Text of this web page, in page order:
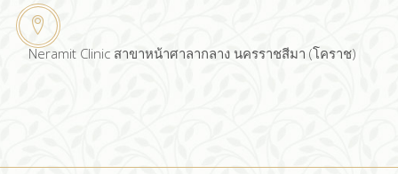
Neramit Clinic สาขาหน้าศาลากลาง นครราชสีมา (โคราช)